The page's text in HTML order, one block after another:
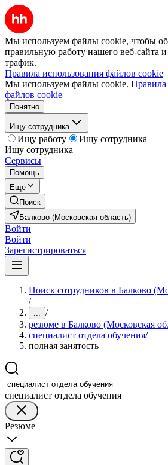
Мы используем файлы cookie, чтобы
правильную работу нашего веб-сайта и
трафик.
Правила использования файлов cookie
Мы используем файлы cookie. Правила
файлов cookie
Понятно
Ищу сотрудника
Ищу работу
Ищу сотрудника
Ищу сотрудника
Сервисы
Помощь
Ещё
Поиск
Балково (Московская область)
Войти
Войти
Зарегистрироваться
Поиск сотрудников в Балково
/
... /
резюме в Балково (Московская
специалист отдела обучения/
полная занятость
специалист отдела обучения
Резюме